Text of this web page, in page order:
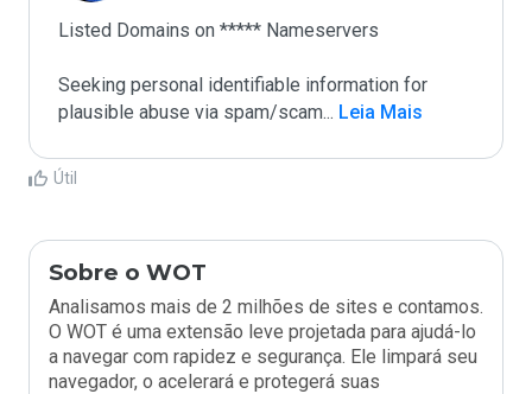
Listed Domains on ***** Nameservers
Seeking personal identifiable information for
plausible abuse via spam/scam... Leia Mais
Útil
Sobre o WOT
Analisamos mais de 2 milhões de sites e contamos.
O WOT é uma extensão leve projetada para ajudá-lo
a navegar com rapidez e segurança. Ele limpará seu
navegador, o acelerará e protegerá suas